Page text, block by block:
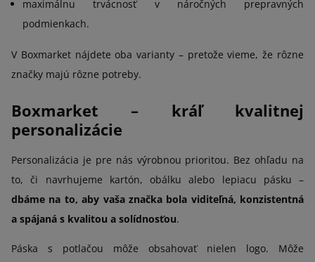
maximálnu trvácnosť v náročných prepravných
podmienkach.
V Boxmarket nájdete oba varianty – pretože vieme, že rôzne
značky majú rôzne potreby.
Boxmarket – kráľ kvalitnej
personalizácie
Personalizácia je pre nás výrobnou prioritou. Bez ohľadu na
to, či navrhujeme kartón, obálku alebo lepiacu pásku –
dbáme na to, aby vaša značka bola viditeľná, konzistentná
a spájaná s kvalitou a solídnosťou.
Páska s potlačou môže obsahovať nielen logo. Môže